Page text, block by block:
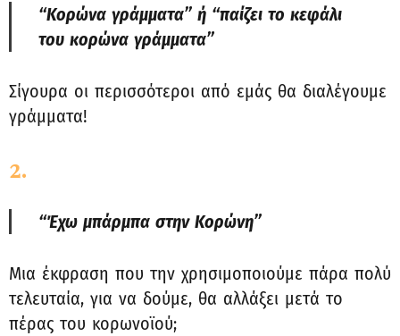
“Κορώνα γράμματα” ή “παίζει το κεφάλι
του κορώνα γράμματα”
Σίγουρα οι περισσότεροι από εμάς θα διαλέγουμε
γράμματα!
2.
“Έχω μπάρμπα στην Κορώνη”
Μια έκφραση που την χρησιμοποιούμε πάρα πολύ
τελευταία, για να δούμε, θα αλλάξει μετά το
πέρας του κορωνοϊού;